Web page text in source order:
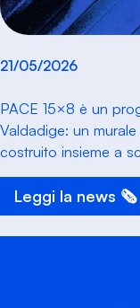
21/05/2026
PACE 15×8 è un
Valdadige: un
costruito insieme a
Leggi la news 🗞️